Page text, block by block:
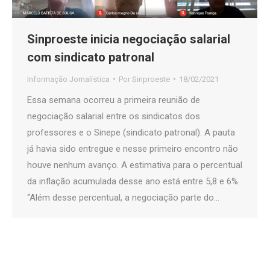
Sinproeste inicia negociação salarial
com sindicato patronal
Informação Jornalística Por Sinproeste 18/02/2021
Essa semana ocorreu a primeira reunião de
negociação salarial entre os sindicatos dos
professores e o Sinepe (sindicato patronal). A pauta
já havia sido entregue e nesse primeiro encontro não
houve nenhum avanço. A estimativa para o percentual
da inflação acumulada desse ano está entre 5,8 e 6%.
“Além desse percentual, a negociação parte do…